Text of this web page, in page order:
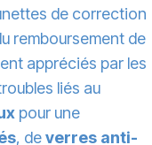
de correction
remboursement de
appréciés par les
liés au
pour une
, deverres anti-